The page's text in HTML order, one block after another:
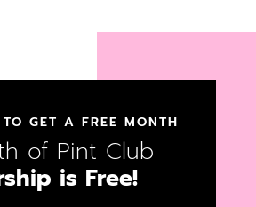
TO GET A FREE MONTH
of Pint Club
is Free!